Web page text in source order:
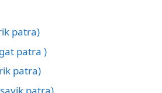
patra)
patra )
patra)
patra)